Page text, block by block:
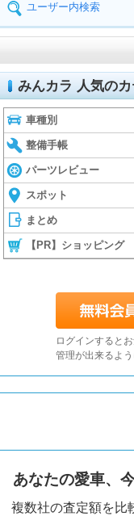
ユーザー内検索
みんカラ 人気のカ
車種別
整備手帳
パーツレビュー
スポット
まとめ
【PR】ショッピング
ログインすると
管理が出来るよ
あなたの愛車、
複数社の査定額を比